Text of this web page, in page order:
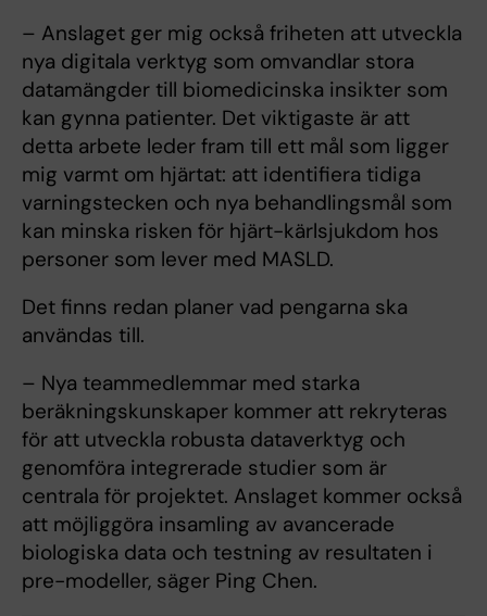
– Anslaget ger mig också friheten att utveckla
nya digitala verktyg som omvandlar stora
datamängder till biomedicinska insikter som
kan gynna patienter. Det viktigaste är att
detta arbete leder fram till ett mål som ligger
mig varmt om hjärtat: att identifiera tidiga
varningstecken och nya behandlingsmål som
kan minska risken för hjärt-kärlsjukdom hos
personer som lever med MASLD.
Det finns redan planer vad pengarna ska
användas till.
– Nya teammedlemmar med starka
beräkningskunskaper kommer att rekryteras
för att utveckla robusta dataverktyg och
genomföra integrerade studier som är
centrala för projektet. Anslaget kommer också
att möjliggöra insamling av avancerade
biologiska data och testning av resultaten i
pre-modeller, säger Ping Chen.